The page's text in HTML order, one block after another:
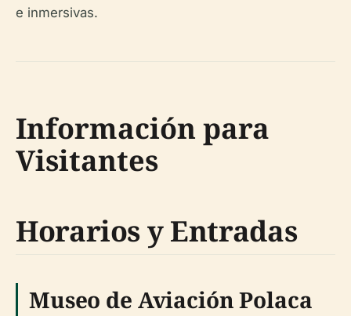
e inmersivas.
Información para
Visitantes
Horarios y Entradas
Museo de Aviación Polaca